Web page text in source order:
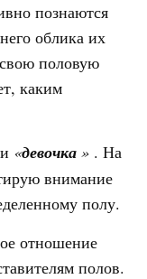
познаются
облика их
половую
каким
и «девочка » . На
внимание
полу.
отношение
полов.